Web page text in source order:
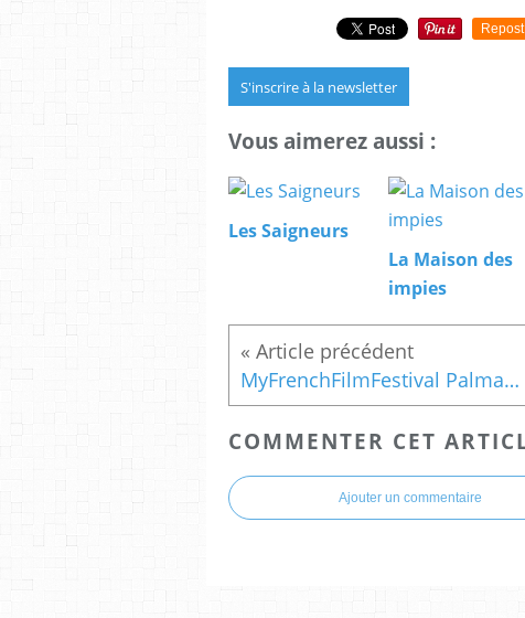
Repost
S'inscrire à la newsletter
Vous aimerez aussi :
Les Saigneurs
La Maison des
impies
MyFrenchFilmFestival Palmarès 2021
COMMENTER CET
Ajouter un commentaire